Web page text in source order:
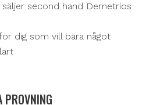
second hand Demetrios
dig som vill bära något
PROVNING